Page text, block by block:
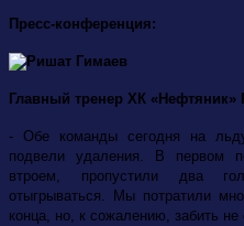
Пресс-конференция:
Главный тренер ХК «Нефтяник»
- Обе команды сегодня на
подвели удаления. В первом
втроем, пропустили два
отыгрываться. Мы потратили
конца, но, к сожалению, забить